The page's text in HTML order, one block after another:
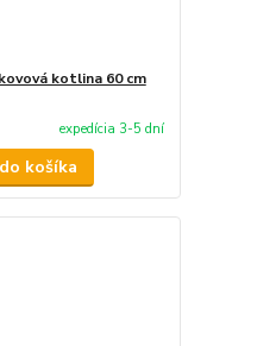
kotlina 60 cm
expedícia 3-5 dní
košíka